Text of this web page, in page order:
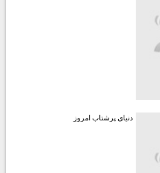
دنیای پرشتاب امروز